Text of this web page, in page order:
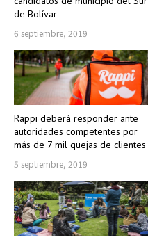
de Bolívar
6 septiembre, 2019
Rappi deberá responder ante
autoridades competentes por
más de 7 mil quejas de clientes
5 septiembre, 2019